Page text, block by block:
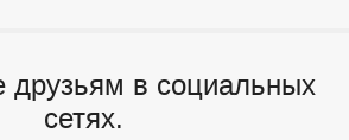
друзьям в социальных
сетях.